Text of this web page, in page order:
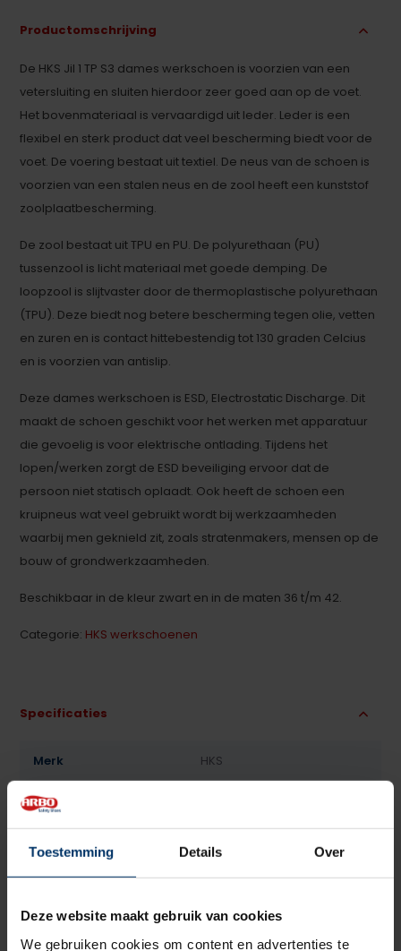
Toestemming Details Over
Deze website maakt gebruik van cookies
We gebruiken cookies om content en advertenties te
Productomschrijving
De HKS Jil 1 TP S3 dames werkschoen is voorzien van een
vetersluiting en sluiten hierdoor zeer goed aan op de voet.
Het bovenmateriaal is vervaardigd uit leder. Leder is een
flexibel en sterk product dat veel bescherming biedt voor de
voet. De voering bestaat uit textiel. De neus van de schoen is
voorzien van een stalen neus en de zool heeft een kunststof
zoolplaatbescherming.
De zool bestaat uit TPU en PU. De polyurethaan (PU)
tussenzool is licht materiaal met goede demping. De
loopzool is slijtvaster door de thermoplastische polyurethaan
(TPU). Deze biedt nog betere bescherming tegen olie, vetten
en zuren en is contact hittebestendig tot 130 graden Celcius
en is voorzien van antislip.
Deze dames werkschoen is ESD, Electrostatic Discharge. Dit
maakt de schoen geschikt voor het werken met apparatuur
die gevoelig is voor elektrische ontlading. Tijdens het
lopen/werken zorgt de ESD beveiliging ervoor dat de
persoon niet statisch oplaadt. Ook heeft de schoen een
kruipneus wat veel gebruikt wordt bij werkzaamheden
waarbij men geknield zit, zoals stratenmakers, mensen op de
bouw of grondwerkzaamheden.
Beschikbaar in de kleur zwart en in de maten 36 t/m 42.
Categorie: HKS werkschoenen
Specificaties
Merk HKS
Normering
Leest Dames
Model Laag
Sluiting Veter